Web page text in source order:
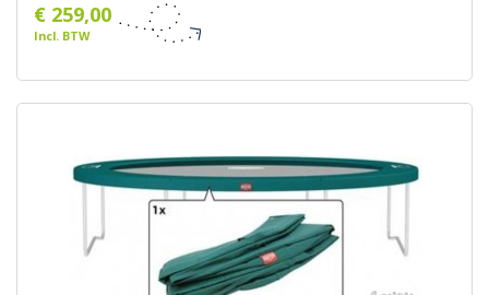
€ 259,00
Incl. BTW